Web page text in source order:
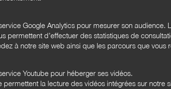
DOSSIER
Google Analytics pour mesurer son audience.
permettent d’effectuer des statistiques de
à notre site web ainsi que les parcours que vous
Youtube pour héberger ses vidéos.
la lecture des vidéos intégrées sur notre